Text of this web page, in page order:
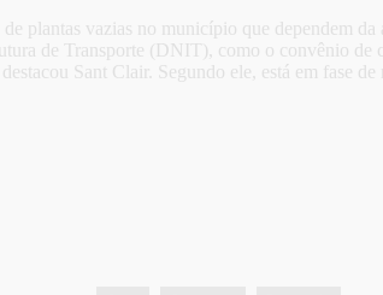
plantas vazias no município que dependem
de Transporte (DNIT), como o convênio
Sant Clair. Segundo ele, está em fase